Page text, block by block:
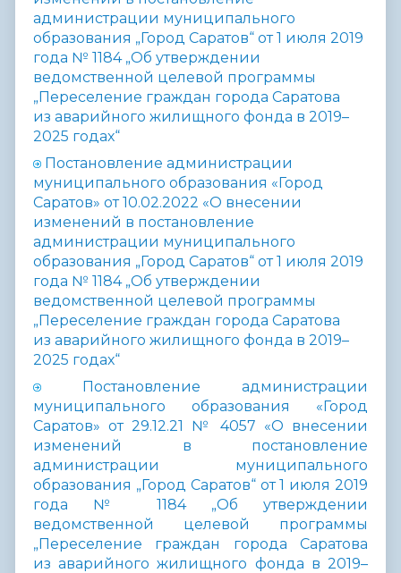
администрации муниципального
образования „Город Саратов“ от 1 июля 2019
года № 1184 „Об утверждении
ведомственной целевой программы
„Переселение граждан города Саратова
из аварийного жилищного фонда в 2019–
2025 годах“
Постановление администрации
муниципального образования «Город
Саратов» от 10.02.2022 «О внесении
изменений в постановление
администрации муниципального
образования „Город Саратов“ от 1 июля 2019
года № 1184 „Об утверждении
ведомственной целевой программы
„Переселение граждан города Саратова
из аварийного жилищного фонда в 2019–
2025 годах“
Постановление администрации
муниципального образования «Город
Саратов» от 29.12.21 № 4057 «О внесении
изменений в постановление
администрации муниципального
образования „Город Саратов“ от 1 июля 2019
года № 1184 „Об утверждении
ведомственной целевой программы
„Переселение граждан города Саратова
из аварийного жилищного фонда в 2019–